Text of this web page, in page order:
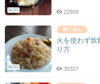
BLOG 22669
BLOG
火を使わず
り方
35327